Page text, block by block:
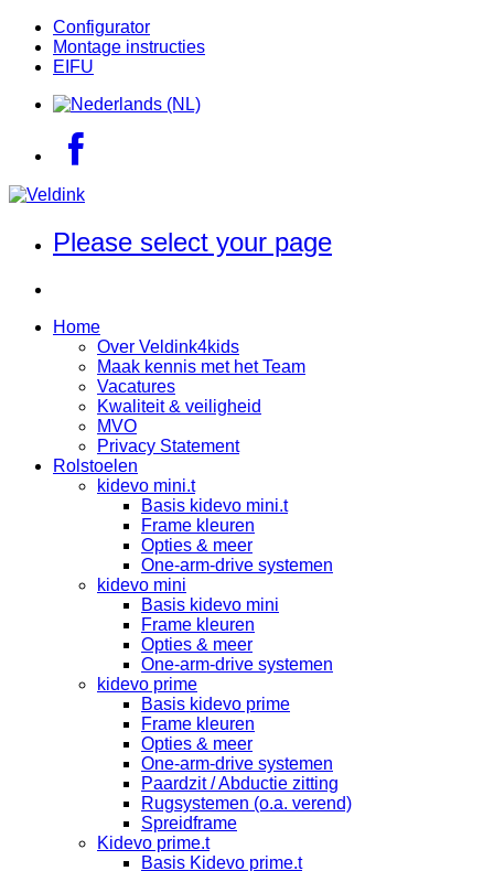
Configurator
Montage instructies
EIFU
Please select your page
Home
Over Veldink4kids
Maak kennis met het Team
Vacatures
Kwaliteit & veiligheid
MVO
Privacy Statement
Rolstoelen
kidevo mini.t
Basis kidevo mini.t
Frame kleuren
Opties & meer
One-arm-drive systemen
kidevo mini
Basis kidevo mini
Frame kleuren
Opties & meer
One-arm-drive systemen
kidevo prime
Basis kidevo prime
Frame kleuren
Opties & meer
One-arm-drive systemen
Paardzit / Abductie zitting
Rugsystemen (o.a. verend)
Spreidframe
Kidevo prime.t
Basis Kidevo prime.t